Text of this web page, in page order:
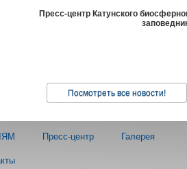
Пресс-центр Катунского
Посмотреть все новости!
Пресс-центр Галерея